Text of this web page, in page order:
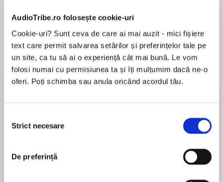
AudioTribe.ro folosește cookie-uri
Cookie-uri? Sunt ceva de care ai mai auzit - mici fișiere
text care permit salvarea setărilor și preferințelor tale pe
un site, ca tu să ai o experiență cât mai bună. Le vom
folosi numai cu permisiunea ta și îți mulțumim dacă ne-o
oferi. Poți schimba sau anula oricând acordul tău.
consimțământului
Strict necesare
De preferință
Desprecarte
O carte care examinează toate modurile în care
mitul ne sprijină și ne ghidează, dând sens vieții
noastre.
spațiu interior și spațiu exterior - Campbell
arată cum miturile pe care le trăim pot
pot aduce un simț al întregului.
În acest moment nu există recenzii